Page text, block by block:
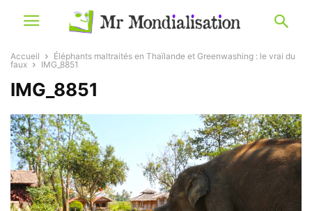
Accueil
Éléphants maltraités en Thaïlande et Greenwashing : le vrai du
faux
IMG_8851
IMG_8851